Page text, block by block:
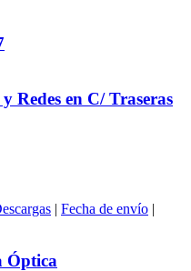
Redes en C/ Traseras
| Fecha de envío |
Óptica